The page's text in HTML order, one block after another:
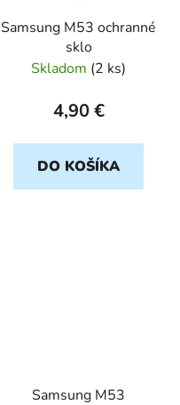
Samsung M53 ochranné
sklo
Skladom (2 ks)
4,90 €
DO KOŠÍKA
Samsung M53